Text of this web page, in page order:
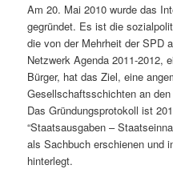
Am 20. Mai 2010 wurde das
gegründet. Es ist die
die von der Mehrheit der SPD
Netzwerk Agenda 2011-2012,
Bürger, hat das Ziel, eine
Gesellschaftsschichten an
Das Gründungsprotokoll ist
“Staatsausgaben –
als Sachbuch erschienen und
hinterlegt.